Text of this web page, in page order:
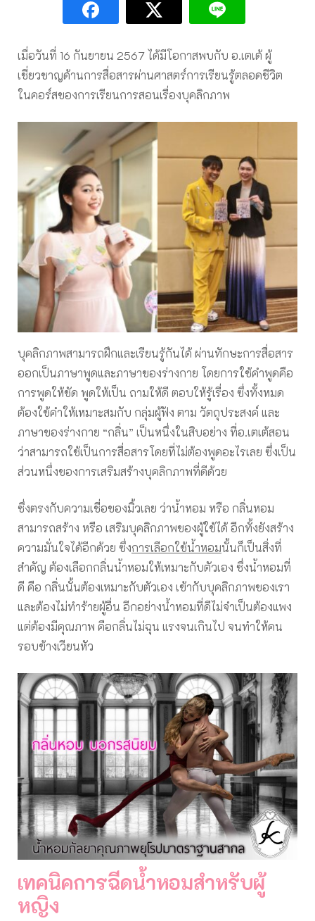
เมื่อวันที่ 16 กันยายน 2567 ได้มีโอกาสพบกับ อ.เตเต้ ผู้
เชี่ยวชาญด้านการสื่อสารผ่านศาสตร์การเรียนรู้ตลอดชีวิต
ในคอร์สของการเรียนการสอนเรื่องบุคลิกภาพ
บุคลิกภาพสามารถฝึกและเรียนรู้กันได้ ผ่านทักษะการสื่อสาร
ออกเป็นภาษาพูดและภาษาของร่างกาย โดยการใช้คำพูดคือ
การพูดให้ชัด พูดให้เป็น ถามให้ดี ตอบให้รู้เรื่อง ซึ่งทั้งหมด
ต้องใช้คำให้เหมาะสมกับ กลุ่มผู้ฟัง ตาม วัตถุประสงค์ และ
ภาษาของร่างกาย “กลิ่น” เป็นหนึ่งในสิบอย่าง ที่อ.เตเต้สอน
ว่าสามารถใช้เป็นการสื่อสารโดยที่ไม่ต้องพูดอะไรเลย ซึ่งเป็น
ส่วนหนึ่งของการเสริมสร้างบุคลิกภาพที่ดีด้วย
ซึ่งตรงกับความเชื่อของมิ้วเลย ว่าน้ำหอม หรือ กลิ่นหอม
สามารถสร้าง หรือ เสริมบุคลิกภาพของผู้ใช้ได้ อีกทั้งยังสร้าง
ความมั่นใจได้อีกด้วย ซึ่งการเลือกใช้น้ำหอมนั้นก็เป็นสิ่งที่
สำคัญ ต้องเลือกกลิ่นน้ำหอมให้เหมาะกับตัวเอง ซึ่งน้ำหอมที่
ดี คือ กลิ่นนั้นต้องเหมาะกับตัวเอง เข้ากับบุคลิกภาพของเรา
และต้องไม่ทำร้ายผู้อื่น อีกอย่างน้ำหอมที่ดีไม่จำเป็นต้องแพง
แต่ต้องมีคุณภาพ คือกลิ่นไม่ฉุน แรงจนเกินไป จนทำให้คน
รอบข้างเวียนหัว
เทคนิคการฉีดน้ำหอมสำหรับผู้
หญิง